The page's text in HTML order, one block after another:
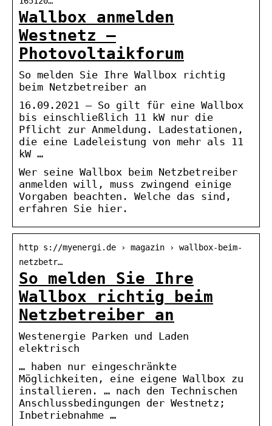
Wallbox anmelden
Westnetz –
Photovoltaikforum
So melden Sie Ihre Wallbox richtig
beim Netzbetreiber an
16.09.2021 — So gilt für eine Wallbox
bis einschließlich 11 kW nur die
Pflicht zur Anmeldung. Ladestationen,
die eine Ladeleistung von mehr als 11
kW …
Wer seine Wallbox beim Netzbetreiber
anmelden will, muss zwingend einige
Vorgaben beachten. Welche das sind,
erfahren Sie hier.
http s://myenergi.de › magazin › wallbox-beim-
netzbetr…
So melden Sie Ihre
Wallbox richtig beim
Netzbetreiber an
Westenergie Parken und Laden
elektrisch
… haben nur eingeschränkte
Möglichkeiten, eine eigene Wallbox zu
installieren. … nach den Technischen
Anschlussbedingungen der Westnetz;
Inbetriebnahme …